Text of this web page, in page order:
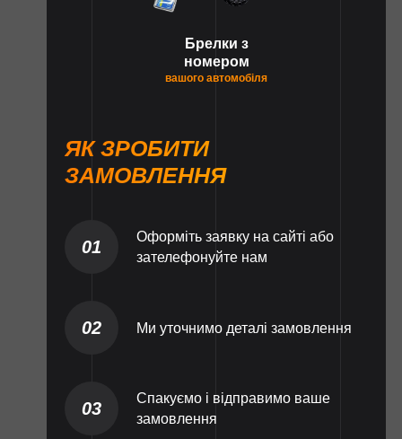
Брелки з
номером
вашого автомобіля
ЯК ЗРОБИТИ
ЗАМОВЛЕННЯ
01
Оформіть заявку на сайті або
зателефонуйте нам
02 Ми уточнимо деталі замовлення
03
Спакуємо і відправимо ваше
замовлення